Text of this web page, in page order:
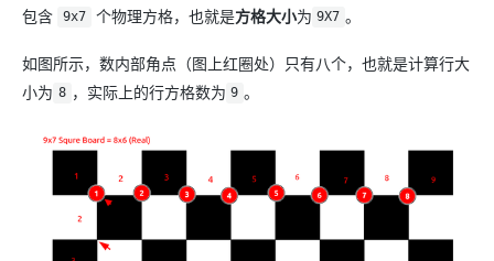
包含
9x7 个物理方格，也就是方格大小为 9X7 。
如图所示，数内部角点（图上红圈处）只有八个，也就是计算行大
小为 8 ，实际上的行方格数为 9 。